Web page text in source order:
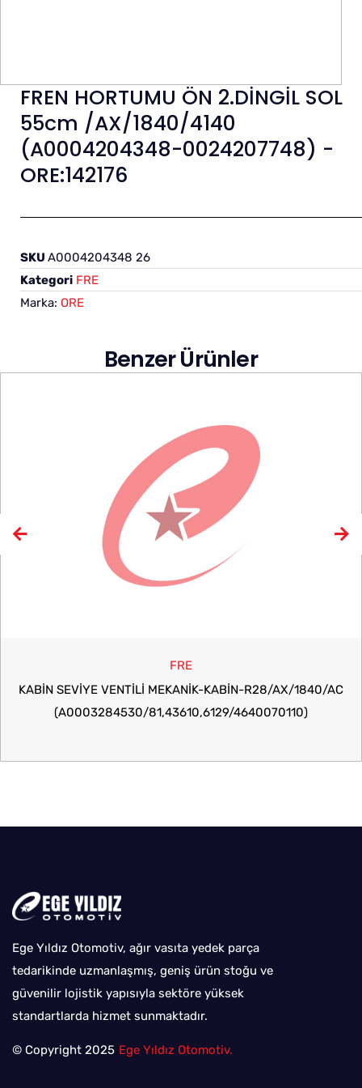
FREN HORTUMU ÖN 2.DİNGİL SOL
55cm /AX/1840/4140
(A0004204348-0024207748) -
ORE:142176
SKU A0004204348 26
Kategori FRE
Marka: ORE
Benzer Ürünler
FRE
KABİN SEVİYE VENTİLİ MEKANIK-KABIN-R28/AX/1840/AC
(A0003284530/81,43610,6129/4640070110)
Ege Yıldız Otomotiv, ağır vasıta yedek parça
tedarikinde uzmanlaşmış, geniş ürün stoğu ve
güvenilir lojistik yapısıyla sektöre yüksek
standartlarda hizmet sunmaktadır.
© Copyright 2025 Ege Yıldız Otomotiv.